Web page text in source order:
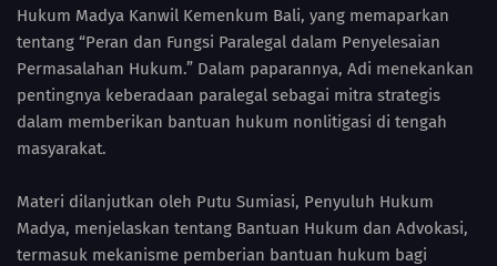
Hukum Madya Kanwil Kemenkum Bali, yang memaparkan
tentang “Peran dan Fungsi Paralegal dalam Penyelesaian
Permasalahan Hukum.” Dalam paparannya, Adi menekankan
pentingnya keberadaan paralegal sebagai mitra strategis
dalam memberikan bantuan hukum nonlitigasi di tengah
masyarakat.
Materi dilanjutkan oleh Putu Sumiasi, Penyuluh Hukum
Madya, menjelaskan tentang Bantuan Hukum dan Advokasi,
termasuk mekanisme pemberian bantuan hukum bagi